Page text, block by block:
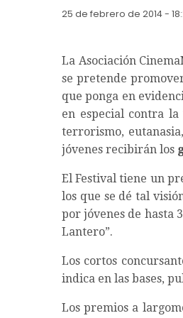
25 de febrero de 2014 -
La Asociación
se pretende
que ponga en
en especial contra
terrorismo,
jóvenes recibirán los
El Festival tiene un
los que se dé tal
por jóvenes de hasta
Lantero”.
Los cortos
indica en las bases,
Los premios a